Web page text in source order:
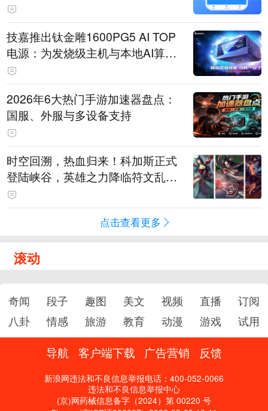
技嘉推出钛金雕1600PG5 AI TOP
电源：为发烧级主机与本地AI算力
打造旗舰供电方案
2026年6大热门手游加速器盘点：
国服、外服与多设备支持
时空回溯，热血归来！科加斯正式
登陆峡谷，英雄之力降临符文乱
斗！
点击查看更多
滚动
奇闻 段子 趣图 美文 视频 直播
订阅
八卦
情感 旅游 教育 动漫 游戏 试用
导航 客户端下载 广告营销 反馈
新浪网违法和不良信息举报电话：400-052-0066
违法和不良信息举报中心
(京)网药械信息备字（2024）第 00220 号